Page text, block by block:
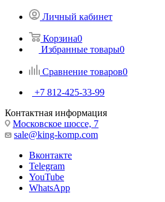
Личный кабинет
Корзина0
Избранные товары0
Сравнение товаров0
+7 812-425-33-99
Контактная информация
Московское шоссе, 7
sale@king-komp.com
Вконтакте
Telegram
YouTube
WhatsApp